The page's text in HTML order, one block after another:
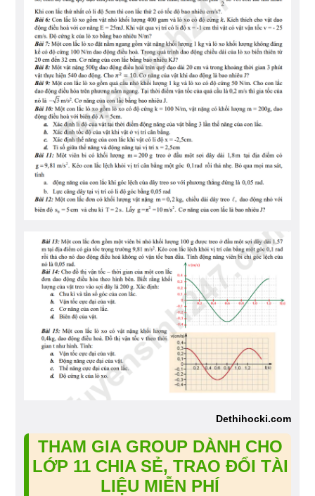
Dethihocki.com
THAM GIA GROUP DÀNH CHO
LỚP 11 CHIA SẺ, TRAO ĐỔI TÀI
LIỆU MIỄN PHÍ